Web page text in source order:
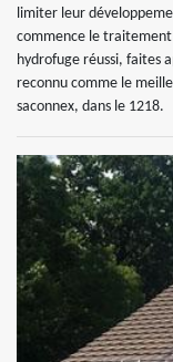
limiter leur
commence le
hydrofuge réussi, faites
reconnu comme le
saconnex, dans le 1218.